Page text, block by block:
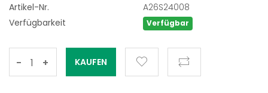
Artikel-Nr.
A26S24008
Verfügbarkeit
Verfügbar
- +